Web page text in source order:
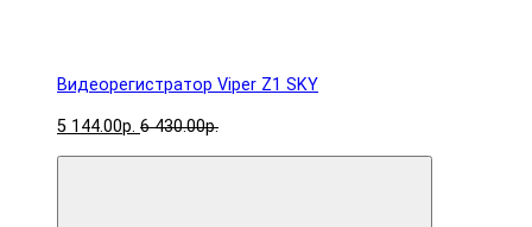
Видеорегистратор Viper Z1 SKY
5 144.00р. 6 430.00р.